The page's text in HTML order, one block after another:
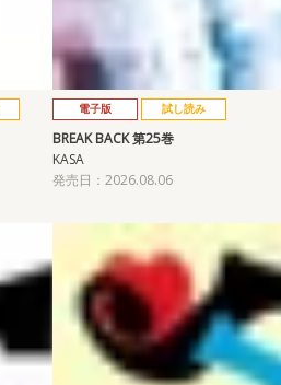
電子版 試し読み
BREAK BACK 第25巻
KASA
発売日：2026.08.06